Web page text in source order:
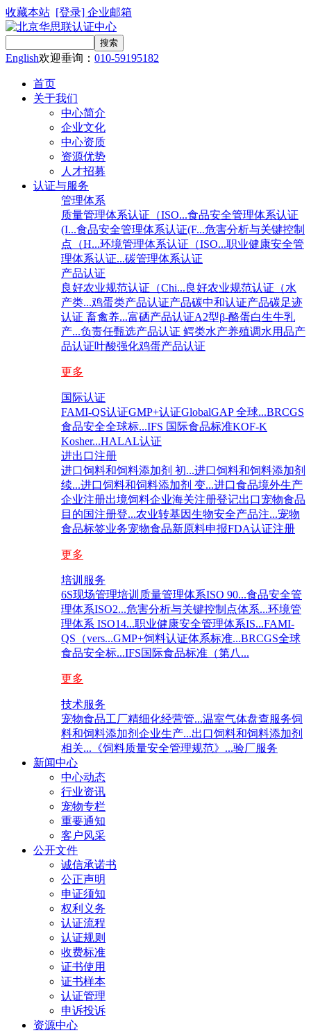
收藏本站 [登录] 企业邮箱
English欢迎垂询： 010-59195182
首页
关于我们
中心简介
企业文化
中心资质
资源优势
人才招募
认证与服务
管理体系
质量管理体系认证（ISO...食品安全管理体系认证
(I...食品安全管理体系认证(F...危害分析与关键控制
点（H...环境管理体系认证（ISO...职业健康安全管
理体系认证...碳管理体系认证
产品认证
良好农业规范认证（Chi...良好农业规范认证（水
产类...鸡蛋类产品认证产品碳中和认证产品碳足迹
认证 畜禽养...富硒产品认证A2型β-酪蛋白生牛乳
产...负责任甄选产品认证 鳄类水产养殖调水用品产
品认证叶酸强化鸡蛋产品认证
更多
国际认证
FAMI-QS认证GMP+认证GlobalGAP 全球...BRCGS
食品安全全球标...IFS 国际食品标准KOF-K
Kosher...HALAL认证
进出口注册
进口饲料和饲料添加剂 初...进口饲料和饲料添加剂
续...进口饲料和饲料添加剂 变...进口食品境外生产
企业注册出境饲料企业海关注册登记出口宠物食品
目的国注册登...农业转基因生物安全产品注...宠物
食品标签业务宠物食品新原料申报FDA认证注册
更多
培训服务
6S现场管理培训 质量管理体系ISO 90...食品安全管
理体系ISO2...危害分析与关键控制点体系...环境管
理体系 ISO14...职业健康安全管理体系IS...FAMI-
QS（vers...GMP+饲料认证体系标准...BRCGS全球
食品安全标...IFS国际食品标准（第八...
更多
技术服务
宠物食品工厂精细化经营管...温室气体盘查服务饲
料和饲料添加剂企业生产...出口饲料和饲料添加剂
相关... 《饲料质量安全管理规范》...验厂服务
新闻中心
中心动态
行业资讯
宠物专栏
重要通知
客户风采
公开文件
诚信承诺书
公正声明
申证须知
权利义务
认证流程
认证规则
收费标准
证书使用
证书样本
认证管理
申诉投诉
资源中心